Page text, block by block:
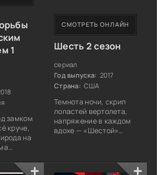
1
замком
круче,
на
в
Шесть 2 сезон
сериал
Год выпуска: 2017
Страна: США
Темнота ночи, скрип
лопастей вертолета,
напряжение в каждом
вдохе — «Шестой»
СМОТРЕТЬ ОНЛАЙН